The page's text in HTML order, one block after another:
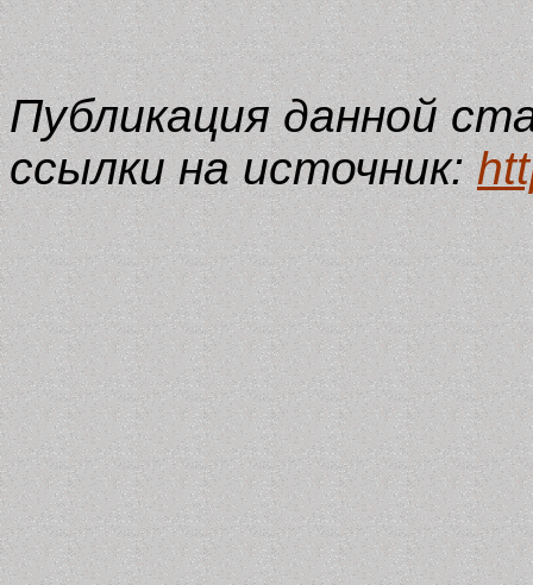
Публикация данной
ссылки на источник: